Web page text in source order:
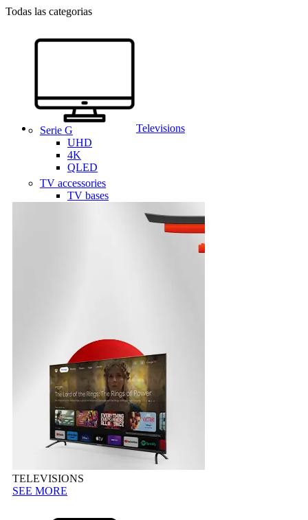
Todas las categorias
Televisions
Serie G
UHD
4K
QLED
TV accessories
TV bases
TELEVISIONS
SEE MORE